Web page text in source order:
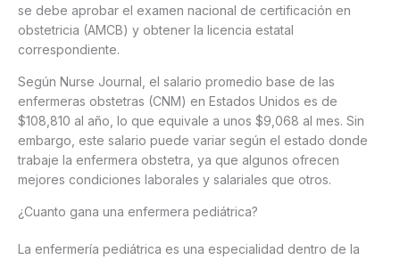
se debe aprobar el examen nacional de certificación en
obstetricia (AMCB) y obtener la licencia estatal
correspondiente.
Según Nurse Journal, el salario promedio base de las
enfermeras obstetras (CNM) en Estados Unidos es de
$108,810 al año, lo que equivale a unos $9,068 al mes. Sin
embargo, este salario puede variar según el estado donde
trabaje la enfermera obstetra, ya que algunos ofrecen
mejores condiciones laborales y salariales que otros.
¿Cuanto gana una enfermera pediátrica?
La enfermería pediátrica es una especialidad dentro de la